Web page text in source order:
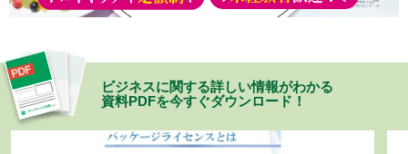
ビジネスに関する詳しい情報がわかる
資料PDFを今すぐダウンロード！